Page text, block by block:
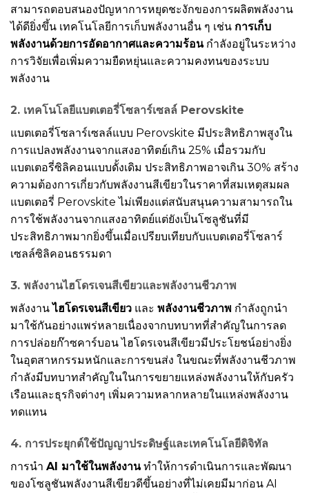
สามารถตอบสนองปัญหาการหยุดชะงักของการผลิตพลังงาน
ได้ดียิ่งขึ้น เทคโนโลยีการเก็บพลังงานอื่น ๆ เช่น การเก็บ
พลังงานด้วยการอัดอากาศและความร้อนกำลังอยู่ในระหว่าง
การวิจัยเพื่อเพิ่มความยืดหยุ่นและความคงทนของระบบ
พลังงาน
2. เทคโนโลยีแบตเตอรี่โซลาร์เซลล์ Perovskite
แบตเตอรี่โซลาร์เซลล์แบบ Perovskite มีประสิทธิภาพสูงใน
การแปลงพลังงานจากแสงอาทิตย์เกิน 25% เมื่อรวมกับ
แบตเตอรี่ซิลิคอนแบบดั้งเดิม ประสิทธิภาพอาจเกิน 30% สร้าง
ความต้องการเกี่ยวกับพลังงานสีเขียวในราคาที่สมเหตุสมผล
แบตเตอรี่ Perovskite ไม่เพียงแต่สนับสนุนความสามารถใน
การใช้พลังงานจากแสงอาทิตย์แต่ยังเป็นโซลูชันที่มี
ประสิทธิภาพมากยิ่งขึ้นเมื่อเปรียบเทียบกับแบตเตอรี่โซลาร์
เซลล์ซิลิคอนธรรมดา
3. พลังงานไฮโดรเจนสีเขียวและพลังงานชีวภาพ
พลังงานไฮโดรเจนสีเขียว และ พลังงานชีวภาพ กำลังถูกนำ
มาใช้กันอย่างแพร่หลายเนื่องจากบทบาทที่สำคัญในการลด
การปล่อยก๊าซคาร์บอน ไฮโดรเจนสีเขียวมีประโยชน์อย่างยิ่ง
ในอุตสาหกรรมหนักและการขนส่ง ในขณะที่พลังงานชีวภาพ
กำลังมีบทบาทสำคัญในในการขยายแหล่งพลังงานให้กับครัว
เรือนและธุรกิจต่างๆ เพิ่มความหลากหลายในแหล่งพลังงาน
ทดแทน
4. การประยุกต์ใช้ปัญญาประดิษฐ์และเทคโนโลยีดิจิทัล
การนำ AI มาใช้ในพลังงานทำให้การดำเนินการและพัฒนา
ของโซลูชันพลังงานสีเขียวดีขึ้นอย่างที่ไม่เคยมีมาก่อน AI